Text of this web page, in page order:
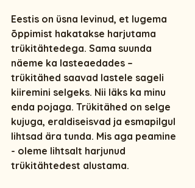
Eestis on üsna levinud, et lugema
õppimist hakatakse harjutama
trükitähtedega. Sama suunda
näeme ka lasteaedades –
trükitähed saavad lastele sageli
kiiremini selgeks. Nii läks ka minu
enda pojaga. Trükitähed on selge
kujuga, eraldiseisvad ja esmapilgul
lihtsad ära tunda. Mis aga peamine
- oleme lihtsalt harjunud
trükitähtedest alustama.